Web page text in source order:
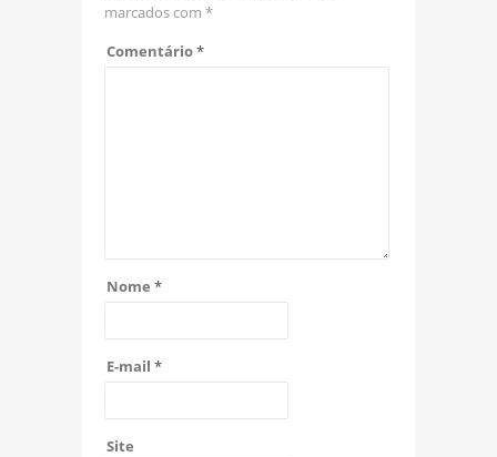
marcados com *
Comentário*
Nome *
E-mail *
Site